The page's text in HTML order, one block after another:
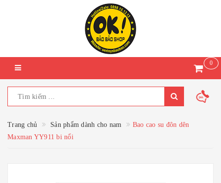
0
Trang chủ Sản phẩm dành cho nam
Bao cao su đôn dên
Maxman YY911 bi nổi